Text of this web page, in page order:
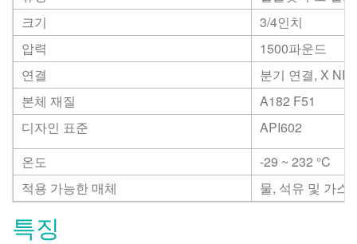
크기
3/4인치
압력
1500파운드
연결
분기 연결, X
본체 재질
A182 F51
디자인 표준
API602
온도
-29 ~ 232 °C
적용 가능한 매체
물, 석유 및 가스
특징